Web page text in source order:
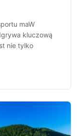
maW
kluczową
nie tylko